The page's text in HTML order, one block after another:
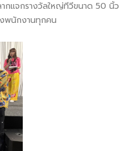
กแจกรางวัลใหญ่ทีวีขนาด 50 นิ้ว
พนักงานทุกคน